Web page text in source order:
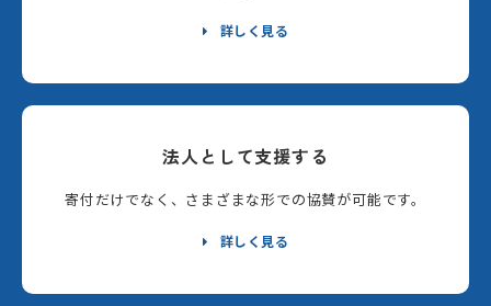
詳しく見る
法人として支援する
寄付だけでなく、さまざまな形での協賛が可能です。
詳しく見る